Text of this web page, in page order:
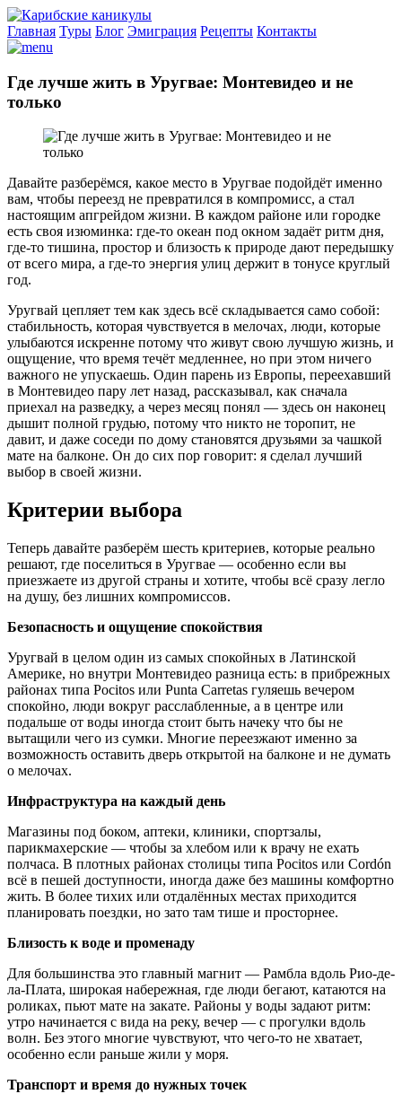
Главная Туры Блог Эмиграция Рецепты Контакты
Где лучше жить в Уругвае: Монтевидео и не
только
Давайте разберёмся, какое место в Уругвае подойдёт именно
вам, чтобы переезд не превратился в компромисс, а стал
настоящим апгрейдом жизни. В каждом районе или городке
есть своя изюминка: где-то океан под окном задаёт ритм дня,
где-то тишина, простор и близость к природе дают передышку
от всего мира, а где-то энергия улиц держит в тонусе круглый
год.
Уругвай цепляет тем как здесь всё складывается само собой:
стабильность, которая чувствуется в мелочах, люди, которые
улыбаются искренне потому что живут свою лучшую жизнь, и
ощущение, что время течёт медленнее, но при этом ничего
важного не упускаешь. Один парень из Европы, переехавший
в Монтевидео пару лет назад, рассказывал, как сначала
приехал на разведку, а через месяц понял — здесь он наконец
дышит полной грудью, потому что никто не торопит, не
давит, и даже соседи по дому становятся друзьями за чашкой
мате на балконе. Он до сих пор говорит: я сделал лучший
выбор в своей жизни.
Критерии выбора
Теперь давайте разберём шесть критериев, которые реально
решают, где поселиться в Уругвае — особенно если вы
приезжаете из другой страны и хотите, чтобы всё сразу легло
на душу, без лишних компромиссов.
Безопасность и ощущение спокойствия
Уругвай в целом один из самых спокойных в Латинской
Америке, но внутри Монтевидео разница есть: в прибрежных
районах типа Pocitos или Punta Carretas гуляешь вечером
спокойно, люди вокруг расслабленные, а в центре или
подальше от воды иногда стоит быть начеку что бы не
вытащили чего из сумки. Многие переезжают именно за
возможность оставить дверь открытой на балконе и не думать
о мелочах.
Инфраструктура на каждый день
Магазины под боком, аптеки, клиники, спортзалы,
парикмахерские — чтобы за хлебом или к врачу не ехать
полчаса. В плотных районах столицы типа Pocitos или Cordón
всё в пешей доступности, иногда даже без машины комфортно
жить. В более тихих или отдалённых местах приходится
планировать поездки, но зато там тише и просторнее.
Близость к воде и променаду
Для большинства это главный магнит — Рамбла вдоль Рио-де-
ла-Плата, широкая набережная, где люди бегают, катаются на
роликах, пьют мате на закате. Районы у воды задают ритм:
утро начинается с вида на реку, вечер — с прогулки вдоль
волн. Без этого многие чувствуют, что чего-то не хватает,
особенно если раньше жили у моря.
Транспорт и время до нужных точек